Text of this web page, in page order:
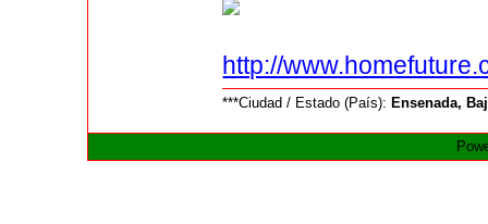
http://
***Ciudad / Estado (País): Ensenada,